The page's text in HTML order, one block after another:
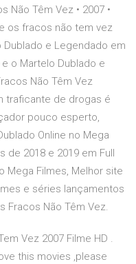
Não Têm Vez • 2007 •
os fracos não tem vez
Dublado e Legendado em
o Martelo Dublado e
Não Têm Vez
traficante de drogas é
pouco esperto,
Online no Mega
2018 e 2019 em Full
Mega Filmes, Melhor site
e séries lançamentos
Fracos Não Têm Vez.
Vez 2007 Filme HD .
this movies ,please